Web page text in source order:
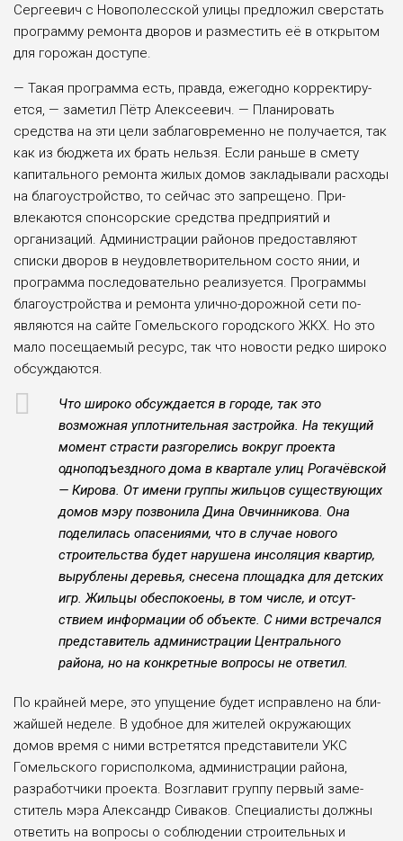
Сергеевич с Новополесской улицы пред­ложил сверстать
программу ре­монта дворов и разместить её в открытом
для горожан доступе.
— Такая программа есть, правда, ежегодно корректиру­
ется, — заметил Пётр Алексе­евич. — Планировать
средства на эти цели заблаговременно не получается, так
как из бюджета их брать нельзя. Если раньше в смету
капитального ремон­та жилых домов закладывали расходы
на благоустройство, то сейчас это запрещено. При­
влекаются спонсорские сред­ства предприятий и
организа­ций. Администрации районов предоставляют
списки дворов в неудовлетворительном состо­ янии, и
программа последова­тельно реализуется. Програм­мы
благоустройства и ремон­та улично-дорожной сети по­
являются на сайте Гомельского городского ЖКХ. Но это
мало посещаемый ресурс, так что новости редко широко
обсуж­даются.
Что широко обсуж­дается в городе, так это
возможная уплотнительная за­стройка. На текущий
момент страсти разгорелись вокруг проекта
одноподъездного до­ма в квартале улиц Рогачёвской
— Кирова. От имени группы жильцов существующих
домов мэру позвонила Дина Овчин­никова. Она
поделилась опа­сениями, что в случае нового
строительства будет нарушена инсоляция квартир,
вырубле­ны деревья, снесена площадка для детских
игр. Жильцы обе­спокоены, в том числе, и отсут­
ствием информации об объек­те. С ними встречался
предста­витель администрации Цен­трального
района, но на кон­кретные вопросы не ответил.
По крайней мере, это упуще­ние будет исправлено на бли­
жайшей неделе. В удобное для жителей окружающих
домов время с ними встретятся пред­ставители УКС
Гомельского горисполкома, администрации района,
разработчики проекта. Возглавит группу первый заме­
ститель мэра Александр Сива­ков. Специалисты должны
от­ветить на вопросы о соблюде­нии строительных и